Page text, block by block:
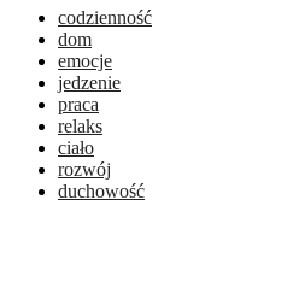
codzienność
dom
emocje
jedzenie
praca
relaks
ciało
rozwój
duchowość